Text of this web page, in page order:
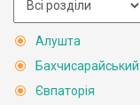
Алушта
Євпаторія